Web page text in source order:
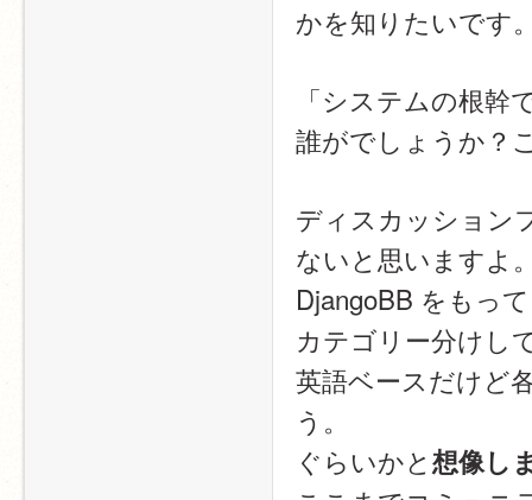
かを知りたいです
「システムの根幹
誰がでしょうか？
ディスカッション
ないと思いますよ
DjangoBB をもっ
カテゴリー分けし
英語ベースだけど
う。
ぐらいかと想像し